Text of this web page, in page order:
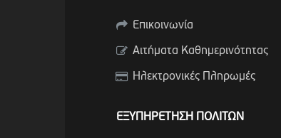
Επικοινωνία
Αιτήματα Καθημερινότητας
Ηλεκτρονικές Πληρωμές
ΕΞΥΠΗΡΕΤΗΣΗ ΠΟΛΙΤΩΝ